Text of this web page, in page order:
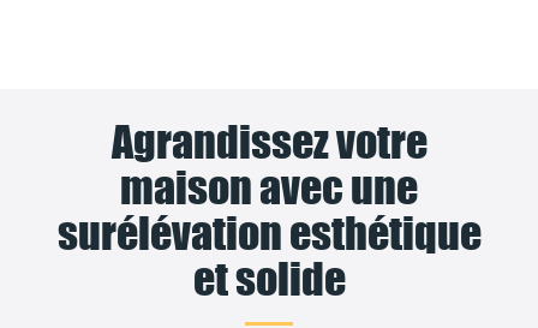
Agrandissez votre
maison avec une
surélévation esthétique
et solide